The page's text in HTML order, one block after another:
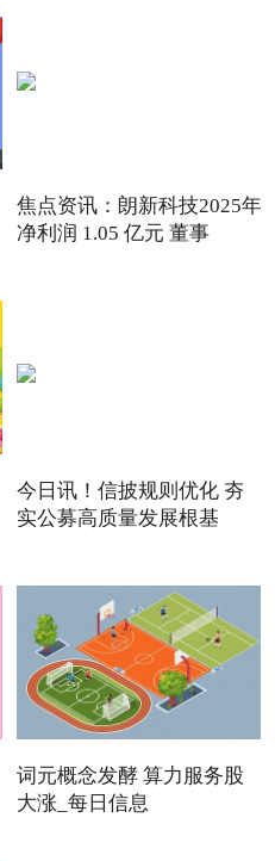
焦点资讯：朗新科技2025年
净利润 1.05 亿元 董事
今日讯！信披规则优化 夯
实公募高质量发展根基
词元概念发酵 算力服务股
大涨_每日信息